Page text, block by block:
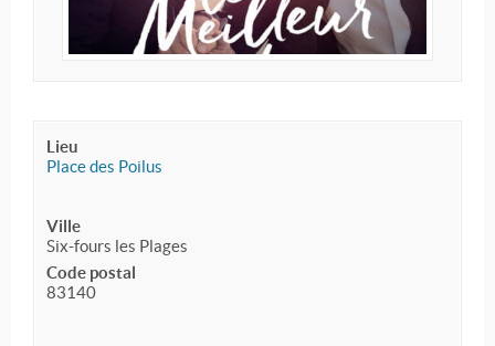
Lieu
Place des Poilus
Ville
Six-fours les Plages
Code postal
83140